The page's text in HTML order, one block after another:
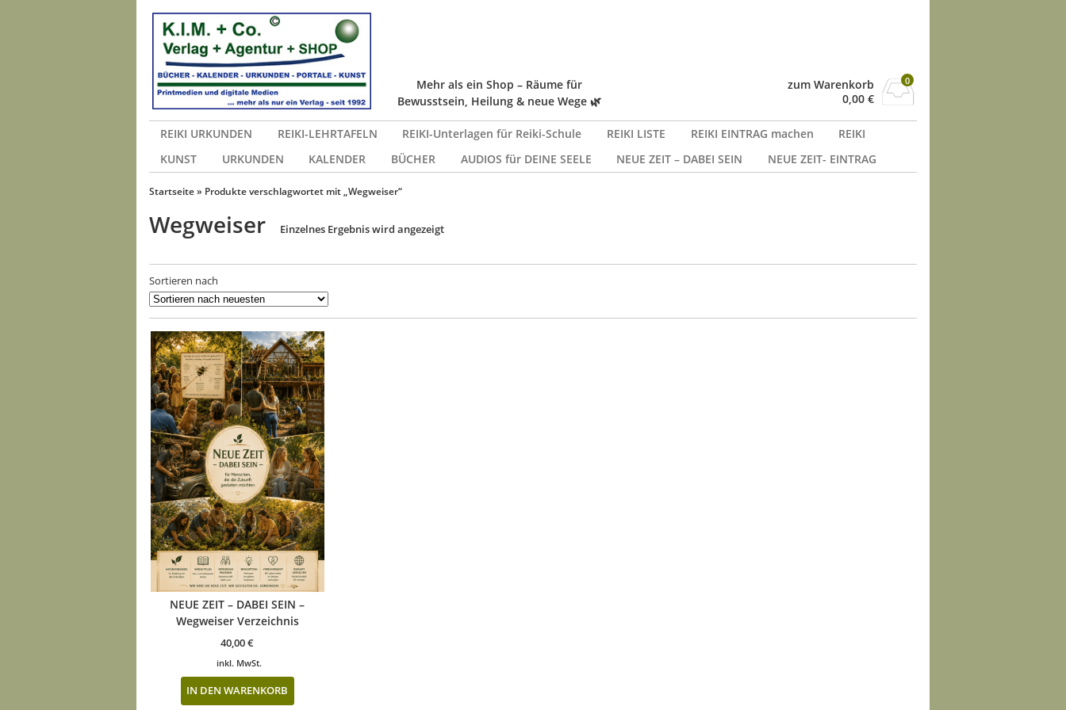
Mehr als ein Shop – Räume für
Bewusstsein, Heilung & neue Wege 🌿
zum Warenkorb
0,00 €
0
REIKI URKUNDEN REIKI-LEHRTAFELN REIKI-Unterlagen für Reiki-Schule REIKI LISTE REIKI EINTRAG machen
REIKI
KUNST
URKUNDEN KALENDER BÜCHER AUDIOS für DEINE SEELE NEUE ZEIT – DABEI SEIN NEUE ZEIT- EINTRAG
Startseite» Produkte verschlagwortet mit „Wegweiser“
Wegweiser Einzelnes Ergebnis wird angezeigt
Sortieren nach
NEUE ZEIT – DABEI SEIN –
Wegweiser Verzeichnis
40,00€
inkl. MwSt.
IN DEN WARENKORB